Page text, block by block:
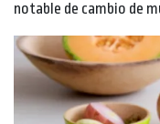
notable de cambio de